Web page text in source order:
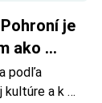
je
ako
podľa
kultúre a k